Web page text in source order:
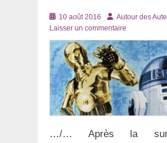
Posté
le
10 août 2016 AuteurAutour des
Laisser un commentaire
…/… Après la